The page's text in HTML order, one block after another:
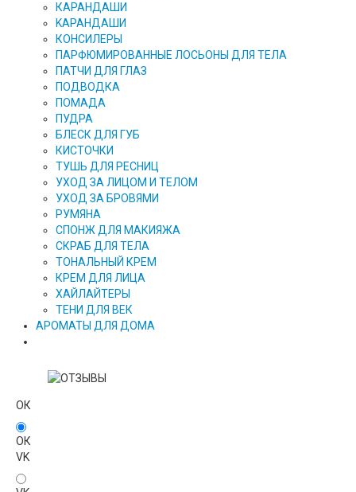
КАРАНДAШИ
KAPAHДАШИ
КОНСИЛЕРЫ
ПАРФЮМИРОВАННЫЕ ЛОСЬОНЫ ДЛЯ ТЕЛА
ПАТЧИ ДЛЯ ГЛАЗ
ПОДВОДКА
ПОМАДА
ПУДРА
БЛЕСК ДЛЯ ГУБ
КИСТОЧКИ
ТУШЬ ДЛЯ РЕСНИЦ
УХОД ЗА ЛИЦОМ И ТЕЛОМ
УХОД ЗА БРОВЯМИ
РУМЯНА
СПОНЖ ДЛЯ МАКИЯЖА
СКРАБ ДЛЯ ТЕЛА
ТОНАЛЬНЫЙ КРЕМ
КРЕМ ДЛЯ ЛИЦА
ХАЙЛАЙТЕРЫ
ТЕНИ ДЛЯ ВЕК
АРОМАТЫ ДЛЯ ДОМА
ОК
ОК
VK